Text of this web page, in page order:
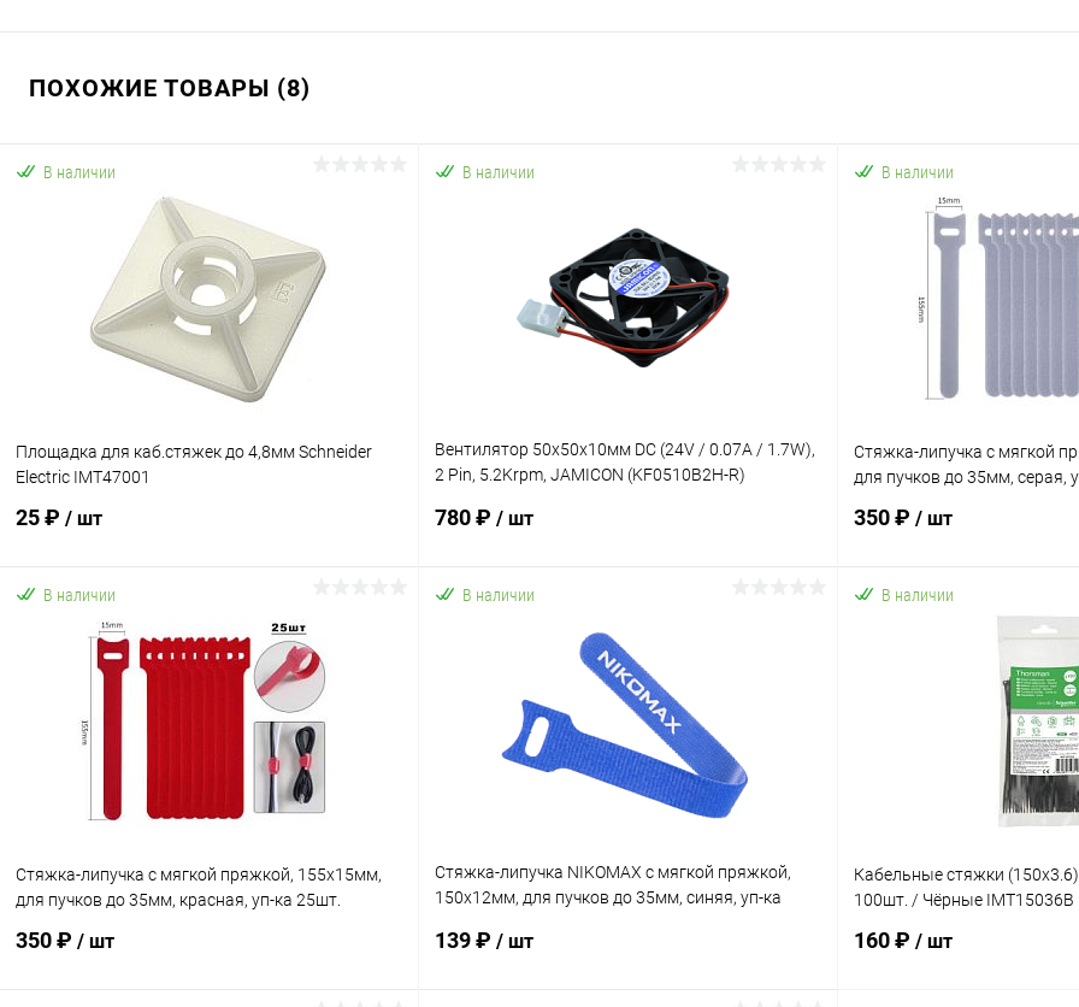
ПОХОЖИЕ ТОВАРЫ (8)
В наличии
Площадка для каб.стяжек до 4,8мм Schneider
Electric IMT47001
25 ₽ / шт
Купить в 1 клик К сравнению
В избранное В наличии
В наличии
Вентилятор 50x50x10мм DC (24V / 0.07A / 1.7W),
2 Pin, 5.2Krpm, JAMICON (KF0510B2H-R)
780 ₽ / шт
В избранное В наличии
В наличии
Стяжка-липучка с мягкой
для пучков до 35мм, серая,
350 ₽ / шт
В
В наличии
Стяжка-липучка с мягкой пряжкой, 155х15мм,
для пучков до 35мм, красная, уп-ка 25шт.
350 ₽ / шт
В наличии
Стяжка-липучка NIKOMAX с мягкой пряжкой,
150х12мм, для пучков до 35мм, синяя, уп-ка
139 ₽ / шт
В наличии
Кабельные стяжки
100шт. / Чёрные IMT15036B
160 ₽ / шт